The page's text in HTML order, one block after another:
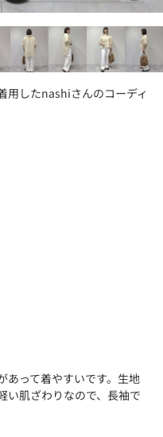
用したnashiさんのコーディ
あって着やすいです。生地
い肌ざわりなので、長袖で